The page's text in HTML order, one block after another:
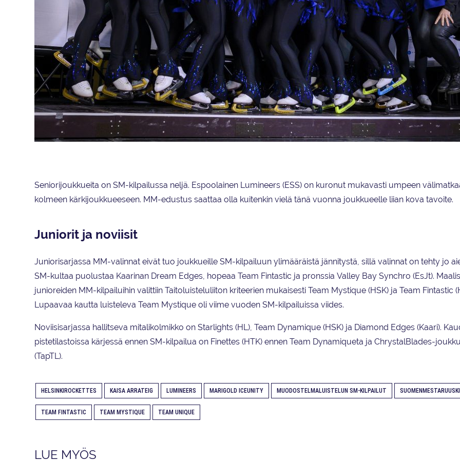
Seniorijoukkueita on SM-kilpailussa neljä. Espoolainen Lumineers (ESS) on kuronut mukavasti umpeen
kolmeen kärkijoukkueeseen. MM-edustus saattaa olla kuitenkin vielä tänä vuonna joukkueelle liian kova tavoite.
Juniorit ja noviisit
Juniorisarjassa MM-valinnat eivät tuo joukkueille SM-kilpailuun ylimääräistä jännitystä, sillä valinnat on tehty jo
SM-kultaa puolustaa Kaarinan Dream Edges, hopeaa Team Fintastic ja pronssia Valley Bay Synchro (EsJt).
junioreiden MM-kilpailuihin valittiin Taitoluisteluliiton kriteerien mukaisesti Team Mystique (HSK) ja Team Fintastic
Lupaavaa kautta luisteleva Team Mystique oli viime vuoden SM-kilpailuissa viides.
Noviisisarjassa hallitseva mitalikolmikko on Starlights (HL), Team Dynamique (HSK) ja Diamond Edges (Kaari).
pistetilastoissa kärjessä ennen SM-kilpailua on Finettes (HTK) ennen Team Dynamiqueta ja ChrystalBlades-
(TapTL).
HELSINKIROCKETTES KAISA ARRATEIG LUMINEERS MARIGOLD ICEUNITY MUODOSTELMALUISTELUN SM-KILPAILUT
TEAM FINTASTIC TEAM MYSTIQUE TEAM UNIQUE
LUE MYÖS